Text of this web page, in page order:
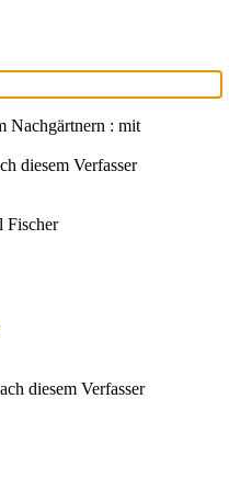
Nachgärtnern : mit
diesem Verfasser
Fischer
diesem Verfasser